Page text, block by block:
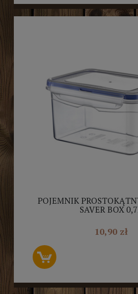
POJEMNIK
SAVER BOX
10,90 zł